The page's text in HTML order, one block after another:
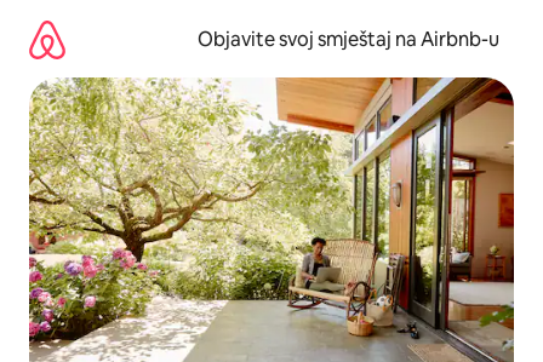
sadržaj
Objavite svoj smještaj na Airbnb-u